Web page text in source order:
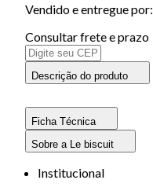
Vendido e entregue por:
Consultar frete e prazo
Descrição do produto
Ficha Técnica
Sobre a Le biscuit
Institucional